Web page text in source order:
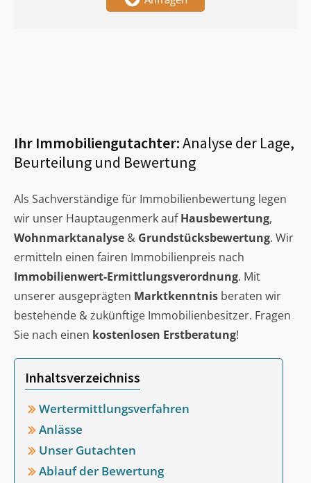
Ihr Immobiliengutachter:Analyse der Lage,
Beurteilung und Bewertung
Als Sachverständige für Immobilienbewertung legen
wir unser Hauptaugenmerk aufHausbewertung,
Wohnmarktanalyse & Grundstücksbewertung. Wir
ermitteln einen fairen Immobilienpreis nach
Immobilienwert-Ermittlungsverordnung. Mit
unserer ausgeprägten Marktkenntnis beraten wir
bestehende & zukünftige Immobilienbesitzer. Fragen
Sie nach einen kostenlosen Erstberatung!
Inhaltsverzeichniss
Wertermittlungsverfahren
Anlässe
Unser Gutachten
Ablauf der Bewertung